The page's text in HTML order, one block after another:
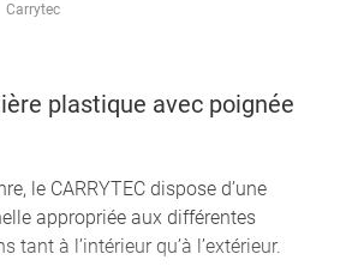
Carrytec
plastique avec poignée
le CARRYTEC dispose d’une
appropriée aux différentes
tant à l’intérieur qu’à l’extérieur.